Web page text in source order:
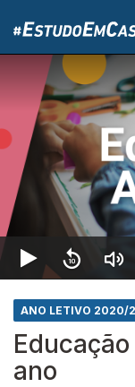
ANO LETIVO 2020/
ano